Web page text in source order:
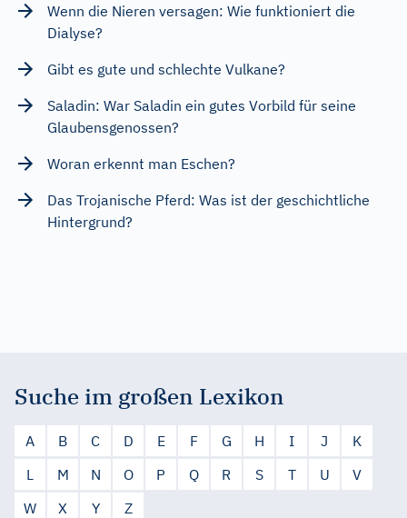
Wenn die Nieren versagen: Wie funktioniert die
Dialyse?
Gibt es gute und schlechte Vulkane?
Saladin: War Saladin ein gutes Vorbild für seine
Glaubensgenossen?
Woran erkennt man Eschen?
Das Trojanische Pferd: Was ist der geschichtliche
Hintergrund?
Suche im großen Lexikon
A B C D E F G H I J
K
L
M N O P Q R S T U
V
W
X Y Z